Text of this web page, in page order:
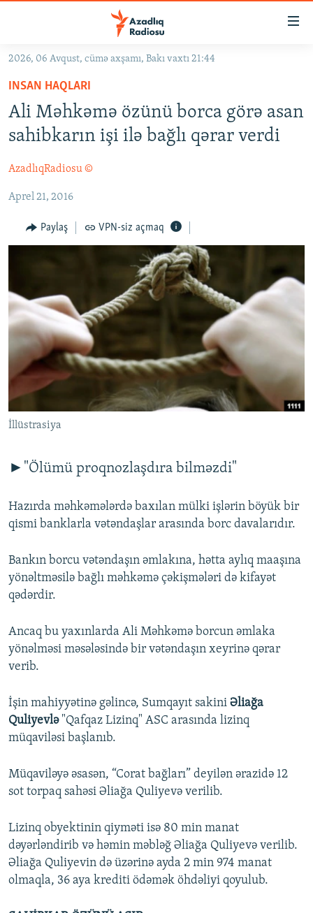
Əsas
qayıt
Əsas
naviqasiyaya
qayıt
Axtarışa
#İZAHLA
KORRUPSIOMETR
FƏRQƏ BAX
QANUNI DOĞRU
ARAŞDIRMA
FOTOQALEREYA
İNFOQRAFIKA
KARIKATURA
OXU ZALI
AZƏRBAYCAN ƏDƏBIYYATI KITABXANASI
İSLAM VƏ DEMOKRATIYA
İZ - MƏDƏNIYYƏT PROQRAMI
HAQQIMIZDA
MISSIYAMIZ
PEŞƏ ETIKASI VƏ JURNALISTIKA STANDARTLARIMIZ
MATERIALLARIMIZDAN ISTIFADƏ
AZADLIQRADIOSU MOBIL TELEFONUNUZDA
BIZIMLƏ ƏLAQƏ
BIZI IZLƏ
RFE/RL-in bütün saytları
2026, 06 Avqust, cümə axşamı, Bakı vaxtı 21:44
INSAN HAQLARI
Ali Məhkəmə özünü borca görə asan
sahibkarın işi ilə bağlı qərar verdi
AzadlıqRadiosu ©
Aprel 21, 2016
Paylaş VPN-siz açmaq
İllüstrasiya
►"Ölümü proqnozlaşdıra bilməzdi"
Hazırda məhkəmələrdə baxılan mülki işlərin böyük bir
qismi banklarla vətəndaşlar arasında borc davalarıdır.
Bankın borcu vətəndaşın əmlakına, hətta aylıq maaşına
yönəltməsilə bağlı məhkəmə çəkişmələri də kifayət
qədərdir.
Ancaq bu yaxınlarda Ali Məhkəmə borcun əmlaka
yönəlməsi məsələsində bir vətəndaşın xeyrinə qərar
verib.
İşin mahiyyətinə gəlincə, Sumqayıt sakini Əliağa
Quliyevlə "Qafqaz Lizinq" ASC arasında lizinq
müqaviləsi başlanıb.
Müqaviləyə əsasən, “Corat bağları” deyilən ərazidə 12
sot torpaq sahəsi Əliağa Quliyevə verilib.
Lizinq obyektinin qiyməti isə 80 min manat
dəyərləndirib və həmin məbləğ Əliağa Quliyevə verilib.
Əliağa Quliyevin də üzərinə ayda 2 min 974 manat
olmaqla, 36 aya krediti ödəmək öhdəliyi qoyulub.